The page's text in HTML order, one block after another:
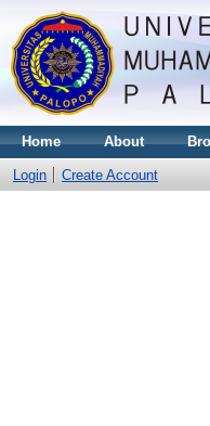
Home About
Login Create Account